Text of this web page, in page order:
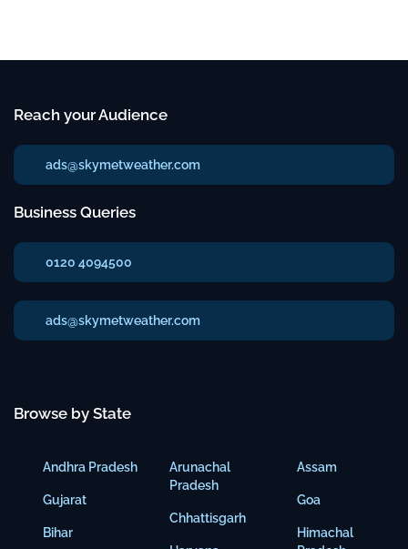
Reach your Audience
ads@skymetweather.com
Business Queries
0120 4094500
ads@skymetweather.com
Browse by State
Andhra Pradesh
Gujarat
Bihar
Arunachal
Pradesh
Chhattisgarh
Assam
Goa
Himachal